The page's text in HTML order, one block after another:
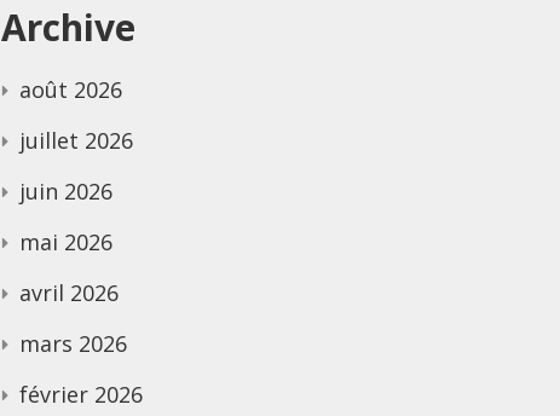
Archive
août 2026
juillet 2026
juin 2026
mai 2026
avril 2026
mars 2026
février 2026